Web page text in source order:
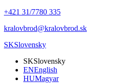
+421 31/7780 335
kralovbrod@kralovbrod.sk
SKSlovensky
SKSlovensky
ENEnglish
HUMagyar